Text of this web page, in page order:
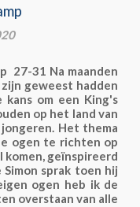
27-31 Na maanden
geweest hadden
om een King's
op het land van
Het thema
ogen te richten op
komen, geïnspireerd
sprak toen hij
ogen heb ik de
overstaan van alle